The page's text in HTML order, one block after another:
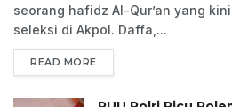
seorang hafidz Al-Qur’an yang
seleksi di Akpol. Daffa,...
READ MORE